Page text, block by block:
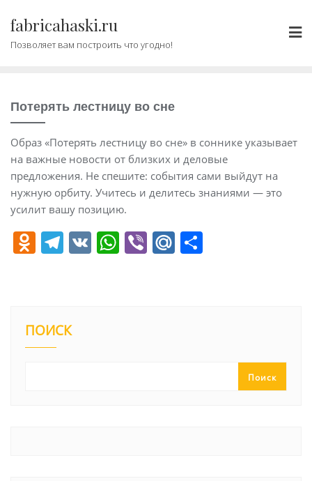
содержимому
fabricahaski.ru
Позволяет вам построить что угодно!
Потерять лестницу во сне
Образ «Потерять лестницу во сне» в соннике указывает
на важные новости от близких и деловые
предложения. Не спешите: события сами выйдут на
нужную орбиту. Учитесь и делитесь знаниями — это
усилит вашу позицию.
O
kl
a
T
a
V W Vi M
ПОИСК
Поиск